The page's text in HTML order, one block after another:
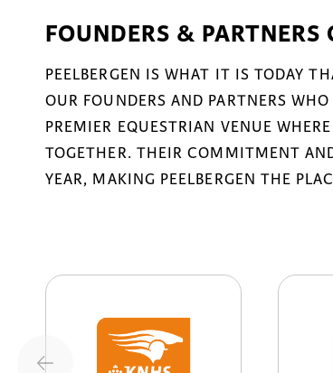
FOUNDERS & PARTNERS
PEELBERGEN IS WHAT IT IS TODAY
OUR FOUNDERS AND PARTNERS
PREMIER EQUESTRIAN VENUE
TOGETHER. THEIR COMMITMENT
YEAR, MAKING PEELBERGEN THE